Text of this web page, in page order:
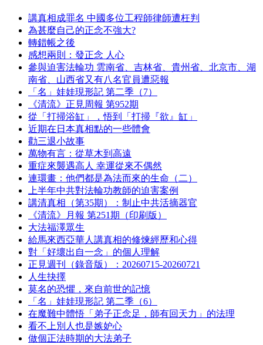
講真相成罪名 中國多位工程師律師遭枉判
為甚麼自己的正念不強大?
轉錯帳之後
感想兩則：發正念 人心
參與迫害法輪功 雲南省、吉林省、貴州省、北京市、湖
南省、山西省又有八名官員遭惡報
「名」娃娃現形記 第二季（7）
《清流》正見周報 第952期
從「打掃浴缸」，悟到「打掃『欲』缸」
近期在日本真相點的一些體會
勸三退小故事
萬物有言：從草木到高遠
重症來襲遇高人 幸運從來不偶然
連環畫：他們都是為法而來的生命（二）
上半年中共對法輪功教師的迫害案例
講清真相（第35期）：制止中共活摘器官
《清流》月報 第251期（印刷版）
大法福澤眾生
給馬來西亞華人講真相的修煉經歷和心得
對「好壞出自一念」的個人理解
正見週刊（錄音版）：20260715-20260721
人生抉擇
莫名的恐懼，來自前世的記憶
「名」娃娃現形記 第二季（6）
在魔難中體悟「弟子正念足，師有回天力」的法理
看不上別人也是嫉妒心
做個正法時期的大法弟子